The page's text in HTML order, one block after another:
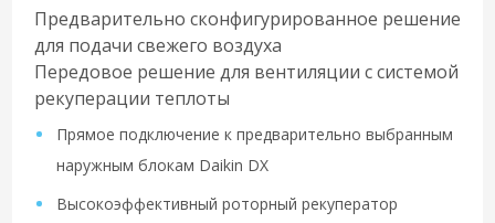
Предварительно сконфигурированное решение
для подачи свежего воздуха
Передовое решение для вентиляции с системой
рекуперации теплоты
Прямое подключение к предварительно выбранным
наружным блокам Daikin DX
Высокоэффективный роторный рекуператор